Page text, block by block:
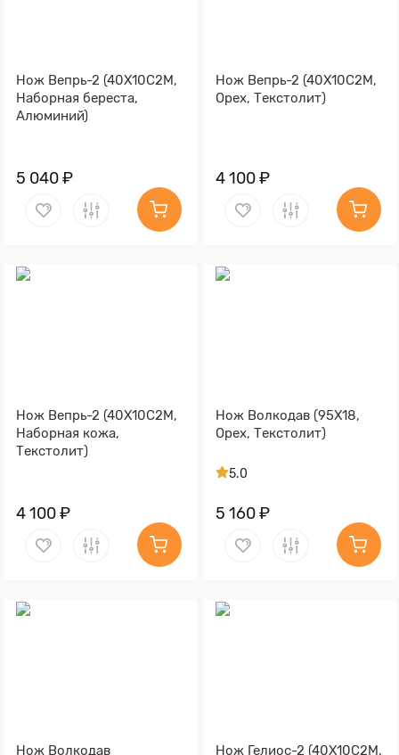
Нож Вепрь-2 (40Х10С2М,
Наборная береста,
Алюминий)
5 040 ₽
Нож Вепрь-2 (40Х10С2М,
Орех, Текстолит)
4 100 ₽
Нож Вепрь-2 (40Х10С2М,
Наборная кожа,
Текстолит)
4 100 ₽
Нож Волкодав (95Х18,
Орех, Текстолит)
5.0
5 160 ₽
Нож Волкодав Нож Гелиос-2 (40Х10С2М,